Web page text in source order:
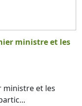
ministre et les
ministre et les